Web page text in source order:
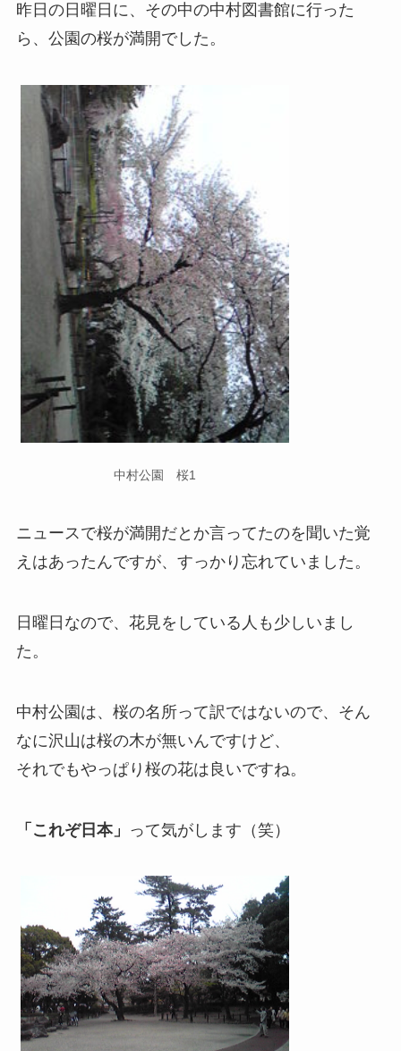
昨日の日曜日に、その中の中村図書館に行った
ら、公園の桜が満開でした。
中村公園 桜1
ニュースで桜が満開だとか言ってたのを聞いた覚
えはあったんですが、すっかり忘れていました。
日曜日なので、花見をしている人も少しいまし
た。
中村公園は、桜の名所って訳ではないので、そん
なに沢山は桜の木が無いんですけど、
それでもやっぱり桜の花は良いですね。
「これぞ日本」 って気がします（笑）